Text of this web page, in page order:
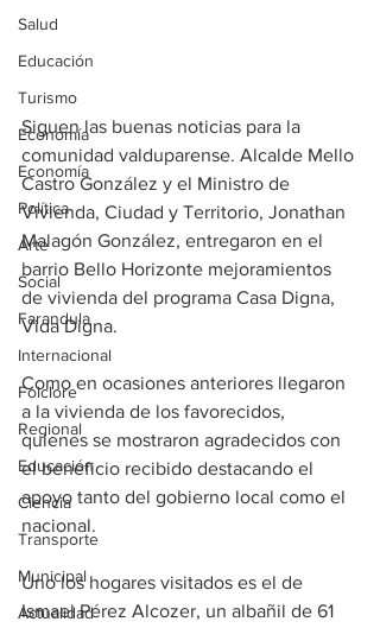
Salud
Educación
Turismo
Economía
Economía
Política
Arte
Social
Farandula
Internacional
Folclore
Regional
Educación
Ciencia
Transporte
Municipal
Actualidad
Siguen las buenas noticias para la
comunidad valduparense. Alcalde Mello
Castro González y el Ministro de
Vivienda, Ciudad y Territorio, Jonathan
Malagón González, entregaron en el
barrio Bello Horizonte mejoramientos
de vivienda del programa Casa Digna,
Vida Digna.
Como en ocasiones anteriores llegaron
a la vivienda de los favorecidos,
quienes se mostraron agradecidos con
el beneficio recibido destacando el
apoyo tanto del gobierno local como el
nacional.
Uno los hogares visitados es el de
Ismael Pérez Alcozer, un albañil de 61